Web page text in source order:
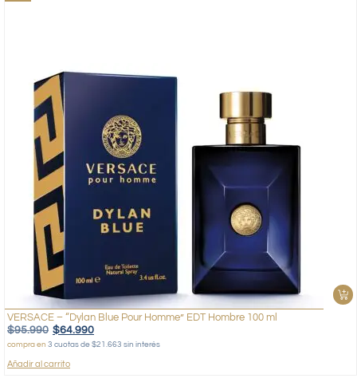
VERSACE – “Dylan Blue Pour Homme” EDT Hombre 100 ml
$95.990 $64.990
compra en 3 cuotas de $21.663 sin interés
Añadir al carrito